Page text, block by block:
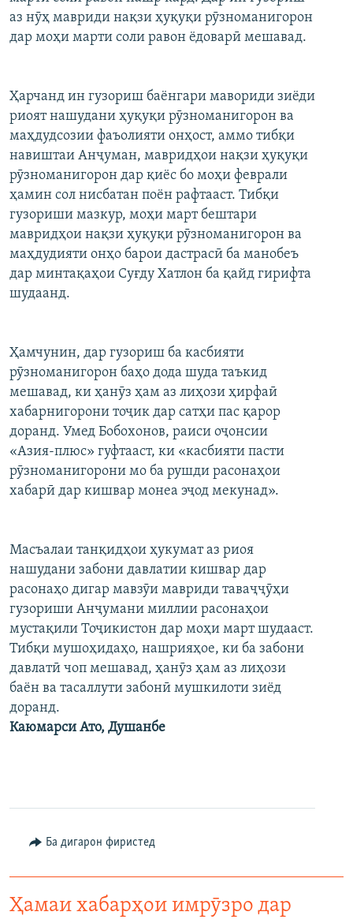
ГУЗОРИШҲОИ РАДИОӢ
Русский
Ҳамаи сомонаҳои RFE/RL
аз нӯҳ мавриди нақзи ҳуқуқи рӯзноманигорон
дар моҳи марти соли равон ёдоварӣ мешавад.
Ҳарчанд ин гузориш баёнгари мавориди зиёди
риоят нашудани ҳуқуқи рӯзноманигорон ва
маҳдудсозии фаъолияти онҳост, аммо тибқи
навиштаи Анҷуман, мавридҳои нақзи ҳуқуқи
рӯзноманигорон дар қиёс бо моҳи феврали
ҳамин сол нисбатан поён рафтааст. Тибқи
гузориши мазкур, моҳи март бештари
мавридҳои нақзи ҳуқуқи рӯзноманигорон ва
маҳдудияти онҳо барои дастрасӣ ба манобеъ
дар минтақаҳои Суғду Хатлон ба қайд гирифта
шудаанд.
Ҳамчунин, дар гузориш ба касбияти
рӯзноманигорон баҳо дода шуда таъкид
мешавад, ки ҳанӯз ҳам аз лиҳози ҳирфаӣ
хабарнигорони тоҷик дар сатҳи пас қарор
доранд. Умед Бобохонов, раиси оҷонсии
«Азия-плюс» гуфтааст, ки «касбияти пасти
рӯзноманигорони мо ба рушди расонаҳои
хабарӣ дар кишвар монеа эҷод мекунад».
Масъалаи танқидҳои ҳукумат аз риоя
нашудани забони давлатии кишвар дар
расонаҳо дигар мавзӯи мавриди таваҷҷӯҳи
гузориши Анҷумани миллии расонаҳои
мустақили Тоҷикистон дар моҳи март шудааст.
Тибқи мушоҳидаҳо, нашрияҳое, ки ба забони
давлатӣ чоп мешавад, ҳанӯз ҳам аз лиҳози
баён ва тасаллути забонӣ мушкилоти зиёд
доранд.
Каюмарси Ато, Душанбе
Ба дигарон фиристед
Ҳамаи хабарҳои имрӯзро дар